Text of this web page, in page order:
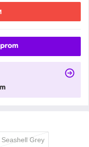
Seashell Grey